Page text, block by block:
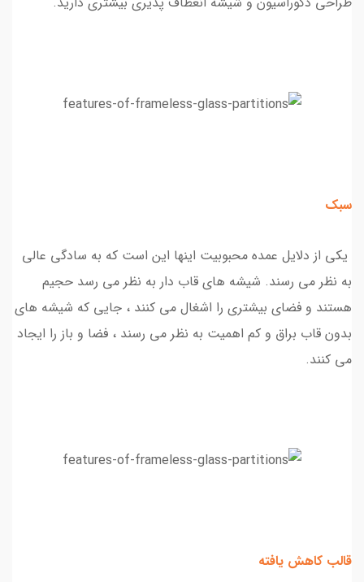
سبک
یکی از دلایل عمده محبوبیت اینها این است که به سادگی عالی
به نظر می رسند. شیشه های قاب دار به نظر می رسد حجیم
هستند و فضای بیشتری را اشغال می کنند ، جایی که شیشه های
بدون قاب براق و کم اهمیت به نظر می رسند ، فضا و باز را ایجاد
می کنند.
قالب کاهش یافته